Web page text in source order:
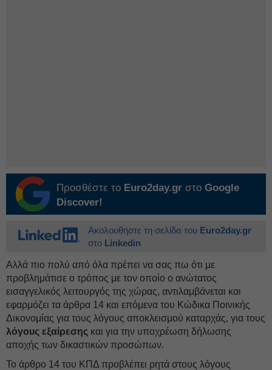
Προσθέστε το Euro2day.gr στο Google
Discover!
Ακολουθήστε τη σελίδα του Euro2day.gr
στο Linkedin
Αλλά πιο πολύ από όλα πρέπει να σας πω ότι με
προβλημάτισε ο τρόπος με τον οποίο ο ανώτατος
εισαγγελικός λειτουργός της χώρας, αντιλαμβάνεται και
εφαρμόζει τα άρθρα 14 και επόμενα του Κώδικα Ποινικής
Δικονομίας για τους λόγους αποκλεισμού καταρχάς, για τους
λόγους εξαίρεσης και για την υποχρέωση δήλωσης
αποχής των δικαστικών προσώπων.
Το άρθρο 14 του ΚΠΔ προβλέπει ρητά στους λόγους